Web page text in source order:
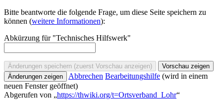
Bitte beantworte die folgende Frage, um diese Seite speichern zu
können (weitere Informationen):
Abkürzung für "Technisches Hilfswerk"
Abbrechen Bearbeitungshilfe (wird in einem
neuen Fenster geöffnet)
Abgerufen von „https://thwiki.org/t=Ortsverband_Lohr“